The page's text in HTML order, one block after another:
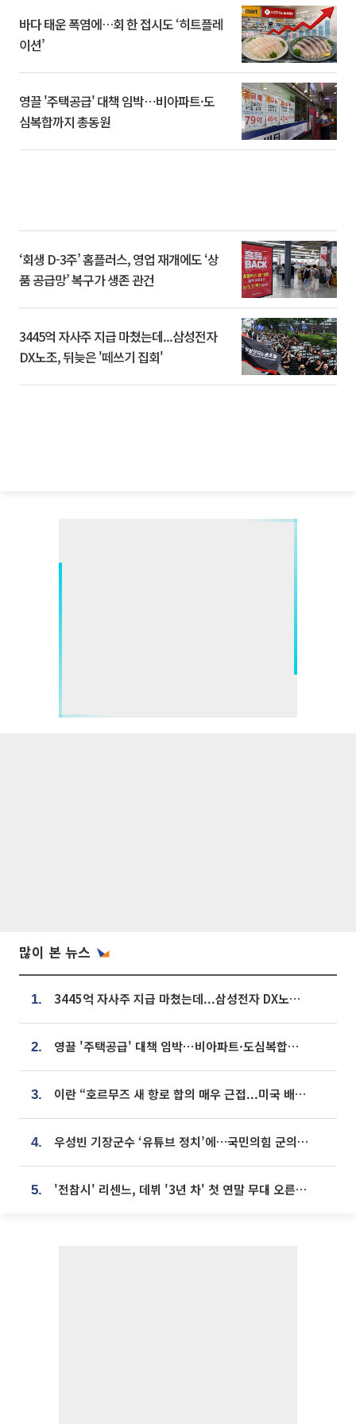
바다 태운 폭염에…회 한 접시도 ‘히트플레
이션’
영끌 '주택공급' 대책 임박⋯비아파트·도
심복합까지 총동원
‘회생 D-3주’ 홈플러스, 영업 재개에도 ‘상
품 공급망’ 복구가 생존 관건
3445억 자사주 지급 마쳤는데...삼성전자
DX노조, 뒤늦은 '떼쓰기 집회'
많이 본 뉴스
1. 3445억 자사주 지급 마쳤는데...삼성전자 DX노조, 뒤늦은 '떼쓰기 집회'
2. 영끌 '주택공급' 대책 임박⋯비아파트·도심복합까지 총동원
3. 이란 “호르무즈 새 항로 합의 매우 근접...미국 배상 먼저”
4. 우성빈 기장군수 ‘유튜브 정치’에…국민의힘 군의원들 집단 반발
5. '전참시' 리센느, 데뷔 '3년 차' 첫 연말 무대 오른다⋯"그동안 섭외 안 와"